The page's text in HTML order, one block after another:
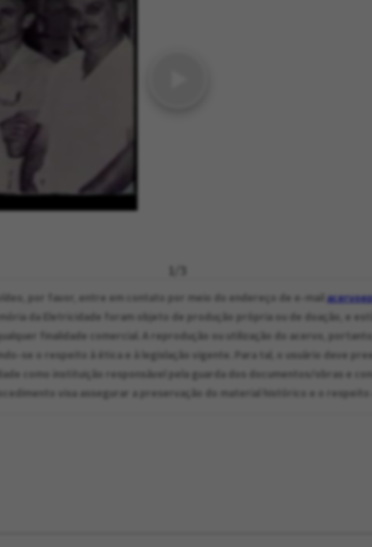
1 3
por favor, entre em contato por meio do endereço de e-mail
da Eletricidade foram objeto de produção própria ou de doação, e
finalidade comercial. A reprodução ou utilização do acervo,
se o respeito à ética e à legislação vigente. Para tal, o usuário deve
como instituição responsável pela guarda dos documentos/obras e
visa assegurar a preservação do material histórico e o